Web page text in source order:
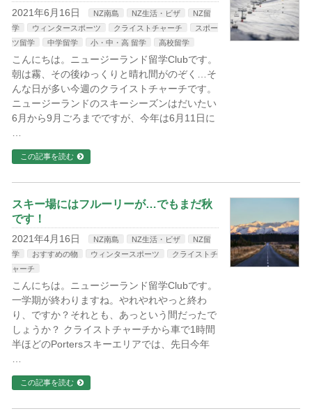
2021年6月16日 NZ南島 NZ生活・ビザ
NZ留
学
ウィンタースポーツ クライストチャーチ
スポー
ツ留学
中学留学 小・中・高 留学 高校留学
こんにちは。ニュージーランド留学Clubです。
朝は霧、その後ゆっくりと晴れ間がのぞく…そ
んな日が多い今週のクライストチャーチです。
ニュージーランドのスキーシーズンはだいたい
6月から9月ごろまでですが、今年は6月11日に
この記事を読む
スキー場にはフルーリーが…でもまだ秋
です！
2021年4月16日 NZ南島 NZ生活・ビザ
NZ留
学
おすすめの物 ウィンタースポーツ
クライストチ
ャーチ
こんにちは。ニュージーランド留学Clubです。
一学期が終わりますね。やれやれやっと終わ
り、ですか？それとも、あっという間だったで
しょうか？ クライストチャーチから車で1時間
半ほどのPortersスキーエリアでは、先日今年
この記事を読む